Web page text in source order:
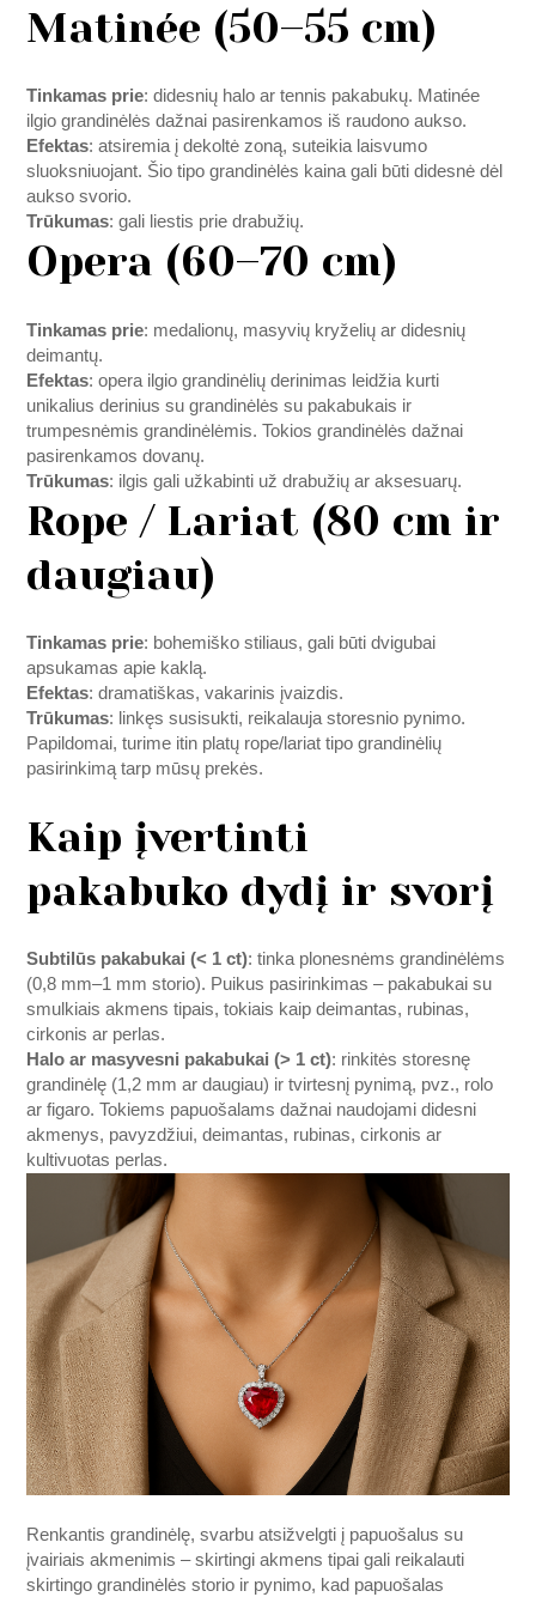
Matinée (50–55 cm)
Tinkamas prie: didesnių halo ar tennis pakabukų. Matinée
ilgio grandinėlės dažnai pasirenkamos iš raudono aukso.
Efektas: atsiremia į dekoltė zoną, suteikia laisvumo
sluoksniuojant. Šio tipo grandinėlės kaina gali būti didesnė dėl
aukso svorio.
Trūkumas: gali liestis prie drabužių.
Opera (60–70 cm)
Tinkamas prie: medalionų, masyvių kryželių ar didesnių
deimantų.
Efektas: opera ilgio grandinėlių derinimas leidžia kurti
unikalius derinius su grandinėlės su pakabukais ir
trumpesnėmis grandinėlėmis. Tokios grandinėlės dažnai
pasirenkamos dovanų.
Trūkumas: ilgis gali užkabinti už drabužių ar aksesuarų.
Rope / Lariat (80 cm ir
daugiau)
Tinkamas prie: bohemiško stiliaus, gali būti dvigubai
apsukamas apie kaklą.
Efektas: dramatiškas, vakarinis įvaizdis.
Trūkumas: linkęs susisukti, reikalauja storesnio pynimo.
Papildomai, turime itin platų rope/lariat tipo grandinėlių
pasirinkimą tarp mūsų prekės.
Kaip įvertinti
pakabuko dydį ir svorį
Subtilūs pakabukai (< 1 ct): tinka plonesnėms grandinėlėms
(0,8 mm–1 mm storio). Puikus pasirinkimas – pakabukai su
smulkiais akmens tipais, tokiais kaip deimantas, rubinas,
cirkonis ar perlas.
Halo ar masyvesni pakabukai (> 1 ct): rinkitės storesnę
grandinėlę (1,2 mm ar daugiau) ir tvirtesnį pynimą, pvz., rolo
ar figaro. Tokiems papuošalams dažnai naudojami didesni
akmenys, pavyzdžiui, deimantas, rubinas, cirkonis ar
kultivuotas perlas.
Renkantis grandinėlę, svarbu atsižvelgti į papuošalus su
įvairiais akmenimis – skirtingi akmens tipai gali reikalauti
skirtingo grandinėlės storio ir pynimo, kad papuošalas